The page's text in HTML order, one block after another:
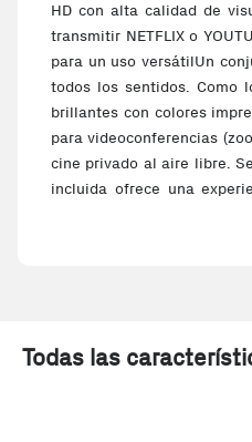
HD con alta calidad de
transmitir NETFLIX o
para un uso versátilUn
todos los sentidos. Como
brillantes con colores
para videoconferencias
cine privado al aire libre.
incluida ofrece una
proyector
Todas las